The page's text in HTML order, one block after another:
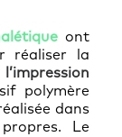
ont
réaliser la
polymère
dans
Le